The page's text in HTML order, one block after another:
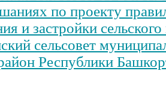
по проекту
и застройки
сельсовет
Республики